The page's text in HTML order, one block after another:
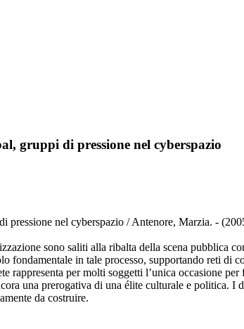
gruppi di pressione nel cyberspazio
nel cyberspazio / Antenore, Marzia. -
sono saliti alla ribalta della scena pubblica
fondamentale in tale processo, supportando reti
rappresenta per molti soggetti l’unica occasione
una prerogativa di una élite culturale e
da costruire.